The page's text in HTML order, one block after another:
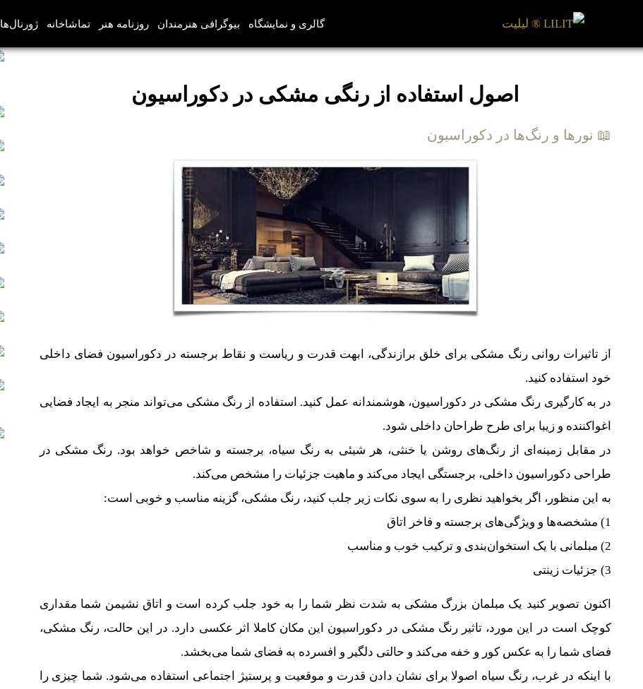
گالری و نمایشگاه بیوگرافی هنرمندان روزنامه هنر تماشاخانه ژورنال‌ها
اصول استفاده از رنگی مشکی در دکوراسیون
📖 نورها و رنگ‌ها در دکوراسیون
از تاثیرات روانی رنگ مشکی برای خلق برازندگی، ابهت قدرت و ریاست و نقاط برجسته در دکوراسیون فضای داخلی
خود استفاده کنید.
در به کارگیری رنگ مشکی در دکوراسیون، هوشمندانه عمل کنید. استفاده از رنگ مشکی می‌تواند منجر به ایجاد فضایی
اغواکننده و زیبا برای طرح طراحان داخلی شود.
در مقابل زمینه‌ای از رنگ‌های روشن یا خنثی، هر شیئی به رنگ سیاه، برجسته و شاخص خواهد بود. رنگ مشکی در
طراحی دکوراسیون داخلی، برجستگی ایجاد می‌کند و ماهیت جزئیات را مشخص می‌کند.
به این منظور، اگر بخواهید نظری را به سوی نکات زیر جلب کنید، رنگ مشکی، گزینه مناسب و خوبی است:
1) مشخصه‌ها و ویژگی‌های برجسته و فاخر اتاق
2) مبلمانی با یک استخوان‌بندی و ترکیب خوب و مناسب
3) جزئیات زینتی
اکنون تصویر کنید یک مبلمان بزرگ مشکی به شدت نظر شما را به خود جلب کرده است و اتاق نشیمن شما مقداری
کوچک است در این مورد، تاثیر رنگ مشکی در دکوراسیون این مکان کاملا اثر عکسی دارد. در این حالت، رنگ مشکی،
فضای شما را به عکس کور و خفه می‌کند و حالتی دلگیر و افسرده به فضای شما می‌بخشد.
با اینکه در غرب، رنگ سیاه اصولا برای نشان دادن قدرت و موقعیت و پرستیژ اجتماعی استفاده می‌شود. شما چیزی را